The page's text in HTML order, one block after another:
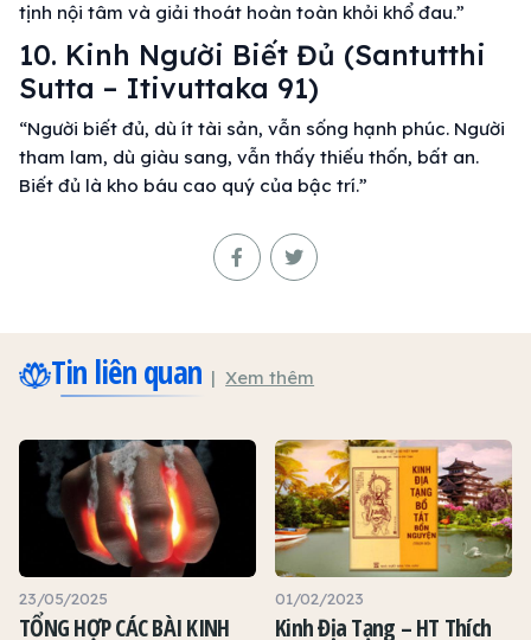
tịnh nội tâm và giải thoát hoàn toàn khỏi khổ đau.”
10. Kinh Người Biết Đủ (Santutthi
Sutta – Itivuttaka 91)
“Người biết đủ, dù ít tài sản, vẫn sống hạnh phúc. Người
tham lam, dù giàu sang, vẫn thấy thiếu thốn, bất an.
Biết đủ là kho báu cao quý của bậc trí.”
Tin liên quan Xem thêm
23/05/2025
TỔNG HỢP CÁC BÀI KINH
01/02/2023
Kinh Địa Tạng – HT Thích